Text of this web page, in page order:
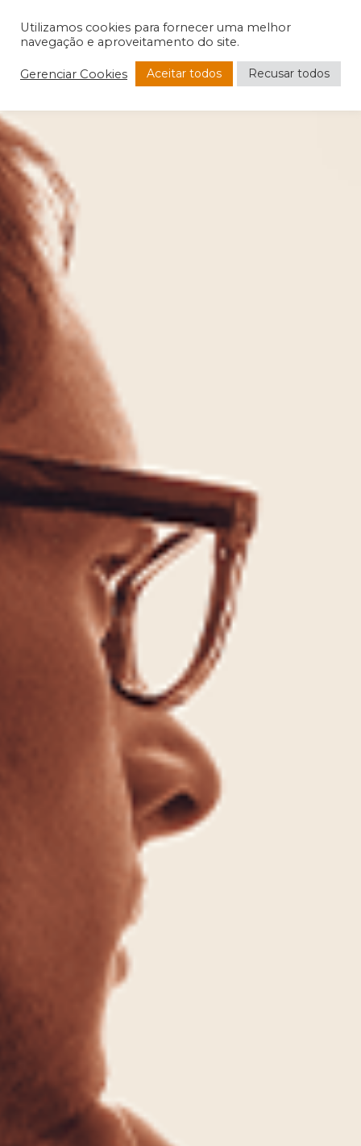
Utilizamos cookies para fornecer uma melhor
navegação e aproveitamento do site.
Gerenciar Cookies Aceitar todos Recusar todos